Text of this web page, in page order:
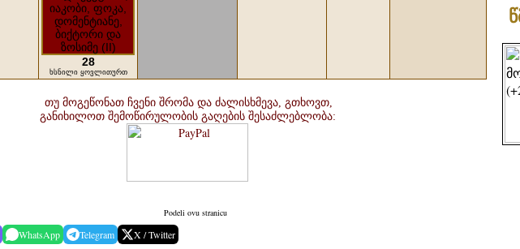
28
ხსნილი ყოვლითურთ
თუ მოგეწონათ ჩვენი შრომა და ძალისხმევა, გთხოვთ,
განიხილოთ შემოწირულობის გაღების შესაძლებლობა:
Podeli ovu stranicu
WhatsApp Telegram X / Twitter